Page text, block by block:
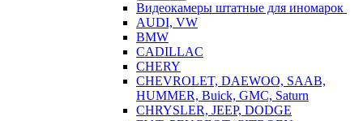
Видеокамеры штатные для иномарок
AUDI, VW
BMW
CADILLAC
CHERY
CHEVROLET, DAEWOO, SAAB,
HUMMER, Buick, GMC, Saturn
CHRYSLER, JEEP, DODGE